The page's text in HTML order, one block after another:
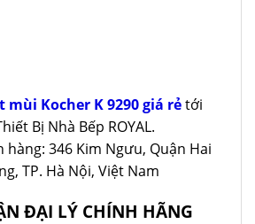
mùi Kocher K 9290 giá rẻtới
Bị Nhà Bếp ROYAL.
346 Kim Ngưu, Quận Hai
TP. Hà Nội, Việt Nam
ĐẠI LÝ CHÍNH HÃNG